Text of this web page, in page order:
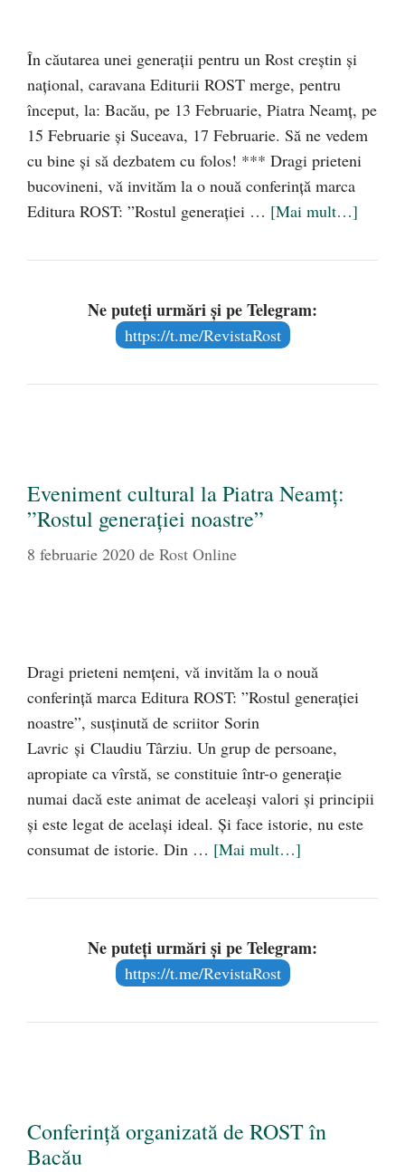
În căutarea unei generații pentru un Rost creștin și
național, caravana Editurii ROST merge, pentru
început, la: Bacău, pe 13 Februarie, Piatra Neamț, pe
15 Februarie și Suceava, 17 Februarie. Să ne vedem
cu bine și să dezbatem cu folos! *** Dragi prieteni
bucovineni, vă invităm la o nouă conferință marca
Editura ROST: ”Rostul generației … [Mai mult…]
Ne puteți urmări și pe Telegram:
https://t.me/RevistaRost
Eveniment cultural la Piatra Neamț:
”Rostul generației noastre”
8 februarie 2020 de Rost Online
Dragi prieteni nemțeni, vă invităm la o nouă
conferință marca Editura ROST: ”Rostul generației
noastre”, susținută de scriitor Sorin
Lavric și Claudiu Târziu. Un grup de persoane,
apropiate ca vîrstă, se constituie într-o generație
numai dacă este animat de aceleași valori și principii
și este legat de același ideal. Și face istorie, nu este
consumat de istorie. Din … [Mai mult…]
Ne puteți urmări și pe Telegram:
https://t.me/RevistaRost
Conferință organizată de ROST în
Bacău